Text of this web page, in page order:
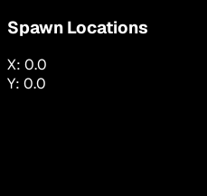
Spawn Locations
X: 0.0
Y: 0.0